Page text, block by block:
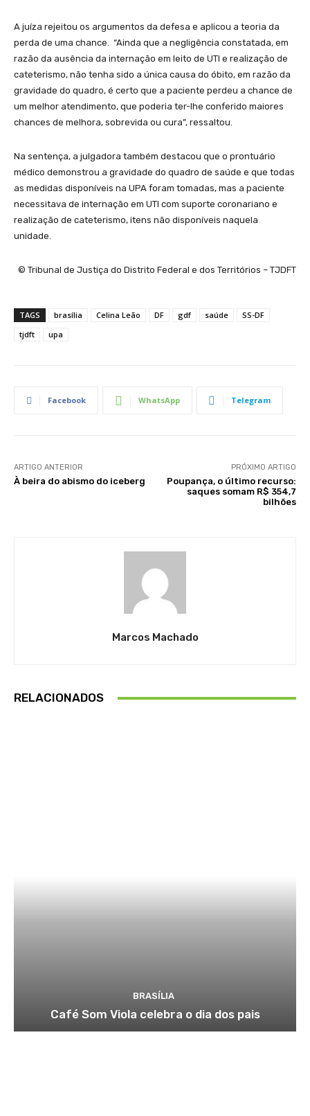
A juíza rejeitou os argumentos da defesa e aplicou a teoria da
perda de uma chance. “Ainda que a negligência constatada, em
razão da ausência da internação em leito de UTI e realização de
cateterismo, não tenha sido a única causa do óbito, em razão da
gravidade do quadro, é certo que a paciente perdeu a chance de
um melhor atendimento, que poderia ter-lhe conferido maiores
chances de melhora, sobrevida ou cura”, ressaltou.
Na sentença, a julgadora também destacou que o prontuário
médico demonstrou a gravidade do quadro de saúde e que todas
as medidas disponíveis na UPA foram tomadas, mas a paciente
necessitava de internação em UTI com suporte coronariano e
realização de cateterismo, itens não disponíveis naquela
unidade.
© Tribunal de Justiça do Distrito Federal e dos Territórios – TJDFT
TAGS brasília Celina Leão DF gdf saúde
SS-DF
tjdft
upa
Facebook WhatsApp Telegram
ARTIGO ANTERIOR
À beira do abismo do iceberg
PRÓXIMO ARTIGO
Poupança, o último recurso:
saques somam R$ 354,7
bilhões
Marcos Machado
RELACIONADOS
BRASÍLIA
Café Som Viola celebra o dia dos pais